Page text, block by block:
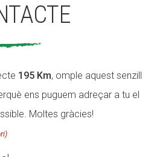
195 Km, omple aquest senzill
ens puguem adreçar a tu el
Moltes gràcies!